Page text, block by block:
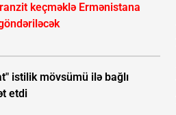
keçməklə Ermənistana
istilik mövsümü ilə bağlı
etdi